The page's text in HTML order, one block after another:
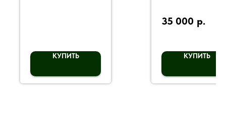
КУПИТЬ
35 000 р.
КУПИТЬ